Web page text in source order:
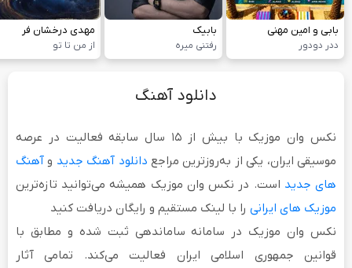
بابی و امین مهنی
ددر دودور
بابیک
رفتنی میره
مهدی درخشان فر
از من تا تو
دانلود آهنگ
نکس وان موزیک با بیش از ۱۵ سال سابقه فعالیت
در عرصه
موسیقی ایران، یکی از به‌روزترین مراجع دانلود آهنگ جدید و آهنگ
های جدید است. در نکس وان موزیک همیشه می‌توانید تازه‌ترین
موزیک های ایرانی را با لینک مستقیم و رایگان دریافت کنید
نکس وان موزیک در سامانه ساماندهی ثبت شده و مطابق با
قوانین جمهوری اسلامی ایران فعالیت می‌کند. تمامی آثار